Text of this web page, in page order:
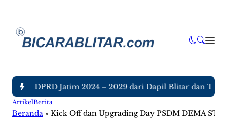
DPRD Jatim 2024 – 2029 dari Dapil Blitar dan
ArtikelBerita
Beranda » Kick Off dan Upgrading Day PSDM DEMA